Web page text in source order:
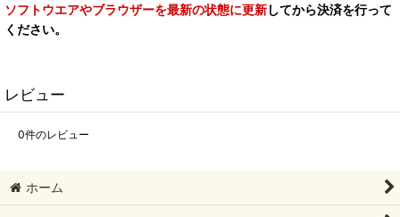
ソフトウエアやブラウザーを最新の状態に更新してから決済を行って
ください。
レビュー
0件のレビュー
ホーム